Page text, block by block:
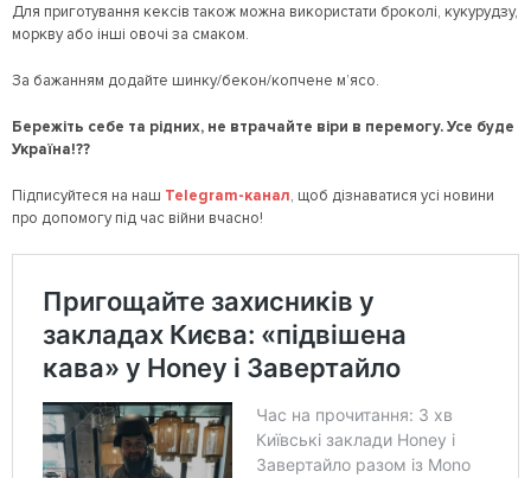
Для приготування кексів також можна використати броколі, кукурудзу,
моркву або інші овочі за смаком.
За бажанням додайте шинку/бекон/копчене м’ясо.
Бережіть себе та рідних, не втрачайте віри в перемогу. Усе буде
Україна!??
Підписуйтеся на наш Telegram-канал, щоб дізнаватися усі новини
про допомогу під час війни вчасно!